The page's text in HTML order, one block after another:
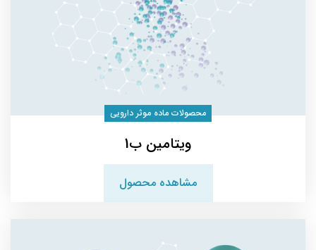
محصولات ماده موثر دارویی
ویتامین ب1
مشاهده محصول